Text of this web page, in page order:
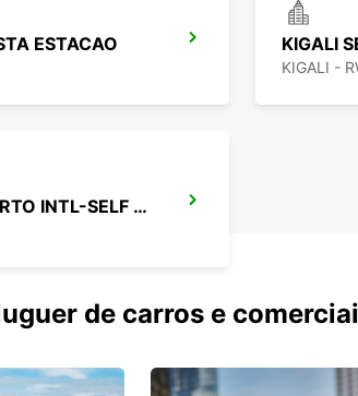
ESTACAO KIGALI
KIGALI -
KIGALI AEROPORTO INTL-SELF DRIVE
de carros e